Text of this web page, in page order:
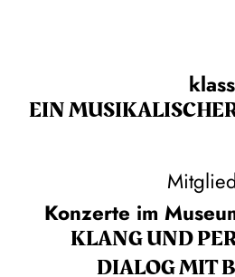
EIN
Konzerte im
KLANG UND
DIALOG MIT